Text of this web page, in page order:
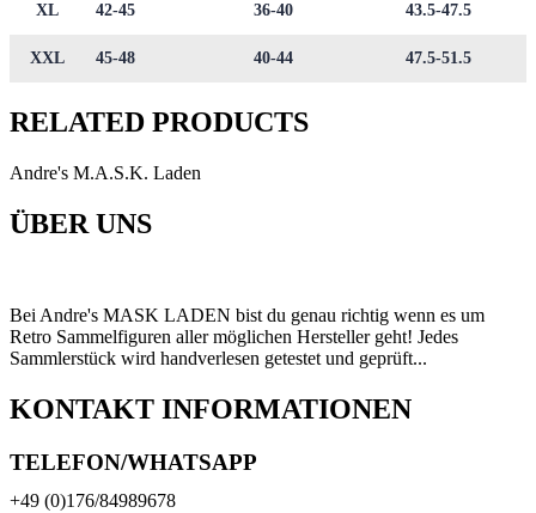
XL 42-45 36-40 43.5-47.5
XXL 45-48 40-44 47.5-51.5
RELATED PRODUCTS
Andre's M.A.S.K. Laden
ÜBER UNS
Bei Andre's MASK LADEN bist du genau richtig wenn es um
Retro Sammelfiguren aller möglichen Hersteller geht! Jedes
Sammlerstück wird handverlesen getestet und geprüft...
KONTAKT INFORMATIONEN
TELEFON/WHATSAPP
+49 (0)176/84989678